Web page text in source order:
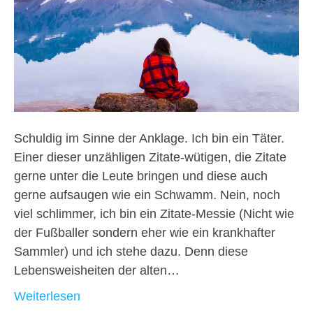
Schuldig im Sinne der Anklage. Ich bin ein Täter.
Einer dieser unzähligen Zitate-wütigen, die Zitate
gerne unter die Leute bringen und diese auch
gerne aufsaugen wie ein Schwamm. Nein, noch
viel schlimmer, ich bin ein Zitate-Messie (Nicht wie
der Fußballer sondern eher wie ein krankhafter
Sammler) und ich stehe dazu. Denn diese
Lebensweisheiten der alten…
Weiterlesen